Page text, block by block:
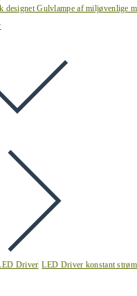
designet Gulvlampe af miljøvenlige
Driver LED Driver konstant strøm